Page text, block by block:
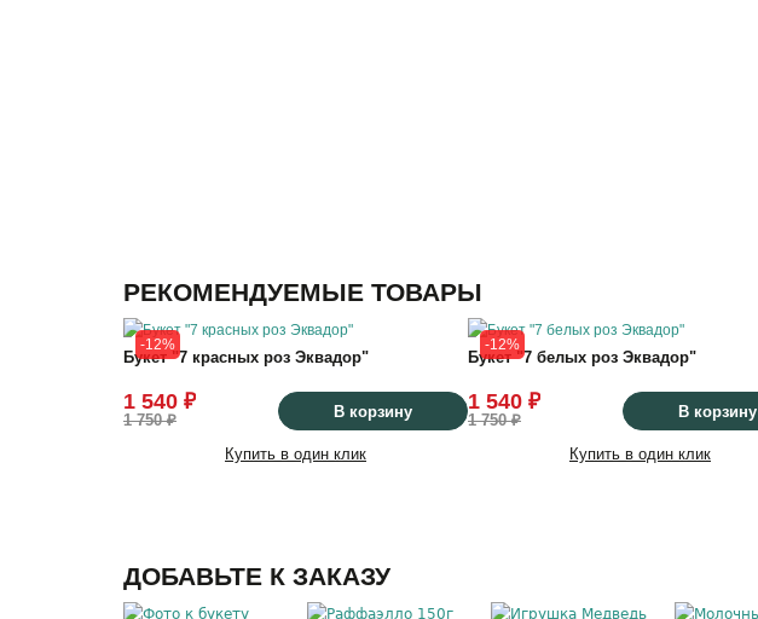
РЕКОМЕНДУЕМЫЕ ТОВАРЫ
-12%
Букет "7 красных роз Эквадор"
1 540 ₽
1 750 ₽ В корзину
Купить в один клик
-12%
Букет "7 белых роз Эквадор"
1 540 ₽
1 750 ₽ В корзину
Купить в один клик
ДОБАВЬТЕ К ЗАКАЗУ